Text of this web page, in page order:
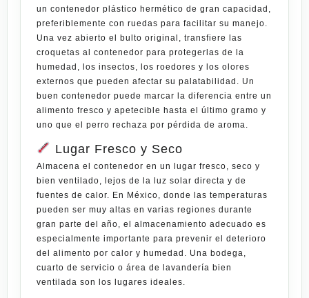
un contenedor plástico hermético de gran capacidad,
preferiblemente con ruedas para facilitar su manejo.
Una vez abierto el bulto original, transfiere las
croquetas al contenedor para protegerlas de la
humedad, los insectos, los roedores y los olores
externos que pueden afectar su palatabilidad. Un
buen contenedor puede marcar la diferencia entre un
alimento fresco y apetecible hasta el último gramo y
uno que el perro rechaza por pérdida de aroma.
Lugar Fresco y Seco
Almacena el contenedor en un lugar fresco, seco y
bien ventilado, lejos de la luz solar directa y de
fuentes de calor. En México, donde las temperaturas
pueden ser muy altas en varias regiones durante
gran parte del año, el almacenamiento adecuado es
especialmente importante para prevenir el deterioro
del alimento por calor y humedad. Una bodega,
cuarto de servicio o área de lavandería bien
ventilada son los lugares ideales.